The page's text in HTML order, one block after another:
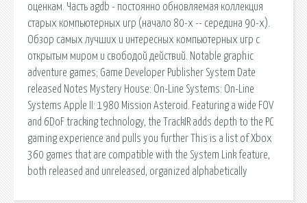
оценкам. Часть agdb - постоянно обновляемая коллекция
старых компьютерных игр (начало 80-х -- середина 90-х).
Обзор самых лучших и интересных компьютерных игр с
открытым миром и свободой действий. Notable graphic
adventure games; Game Developer Publisher System Date
released Notes Mystery House: On-Line Systems: On-Line
Systems Apple II: 1980 Mission Asteroid. Featuring a wide FOV
and 6DoF tracking technology, the TrackIR adds depth to the PC
gaming experience and pulls you further This is a list of Xbox
360 games that are compatible with the System Link feature,
both released and unreleased, organized alphabetically